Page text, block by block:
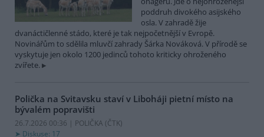
poddruh divokého asijského
osla. V zahradě žije
dvanáctičlenné stádo, které je tak nejpočetnější v Evropě.
Novinářům to sdělila mluvčí zahrady Šárka Nováková. V přírodě se
vyskytuje jen okolo 1200 jedinců tohoto kriticky ohroženého
zvířete.
Polička na Svitavsku staví v Liboháji pietní místo na
bývalém popravišti
26.7.2026 00:36 | POLIČKA (ČTK)
Diskuse: 17